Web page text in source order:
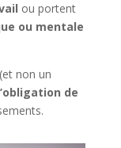
ou portent
ou mentale
(et non un
de